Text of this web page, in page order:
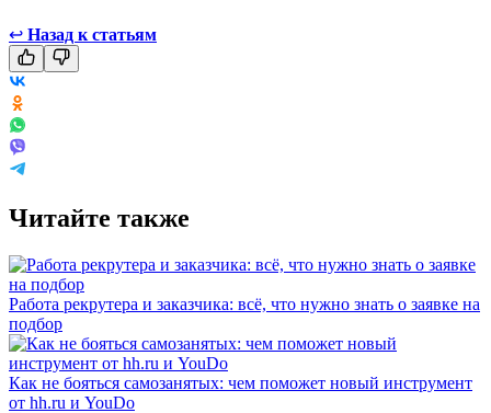
↩ Назад к статьям
Читайте также
Работа рекрутера и заказчика: всё, что нужно знать о заявке на
подбор
Как не бояться самозанятых: чем поможет новый инструмент
от hh.ru и YouDo